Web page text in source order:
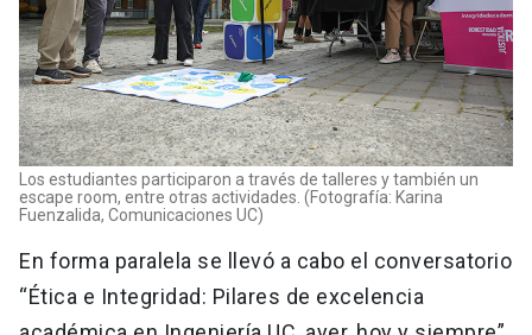
Los estudiantes participaron a través de talleres y también un
escape room, entre otras actividades. (Fotografía: Karina
Fuenzalida, Comunicaciones UC)
En forma paralela se llevó a cabo el conversatorio
“Ética e Integridad: Pilares de excelencia